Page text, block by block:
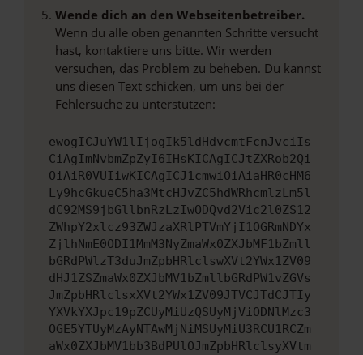
Wende dich an den Webseitenbetreiber.
Wenn du alle oben genannten Schritte versucht
hast, kontaktiere uns bitte. Wir werden
versuchen, das Problem zu beheben. Du kannst
uns diesen Text schicken, um uns bei der
Fehlersuche zu unterstützen:
ewogICJuYW1lIjogIk5ldHdvcmtFcnJvciIs
CiAgImNvbmZpZyI6IHsKICAgICJtZXRob2Qi
OiAiR0VUIiwKICAgICJ1cmwiOiAiaHR0cHM6
Ly9hcGkueC5ha3MtcHJvZC5hdWRhcmlzLm5l
dC92MS9jbGllbnRzLzIwODQvd2Vic2l0ZS12
ZWhpY2xlcz93ZWJzaXRlPTVmYjI1OGRmNDYx
ZjlhNmE0ODI1MmM3NyZmaWx0ZXJbMF1bZmll
bGRdPWlzT3duJmZpbHRlclswXVt2YWx1ZV09
dHJ1ZSZmaWx0ZXJbMV1bZmllbGRdPW1vZGVs
JmZpbHRlclsxXVt2YWx1ZV09JTVCJTdCJTIy
YXVkYXJpc19pZCUyMiUzQSUyMjViODNlMzc3
OGE5YTUyMzAyNTAwMjNiMSUyMiU3RCU1RCZm
aWx0ZXJbMV1bb3BdPUlOJmZpbHRlclsyXVtm